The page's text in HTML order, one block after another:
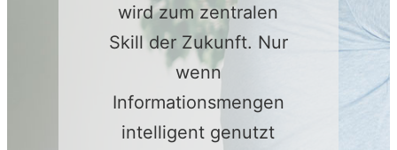
wird zum zentralen
Skill der Zukunft. Nur
wenn
Informationsmengen
intelligent genutzt